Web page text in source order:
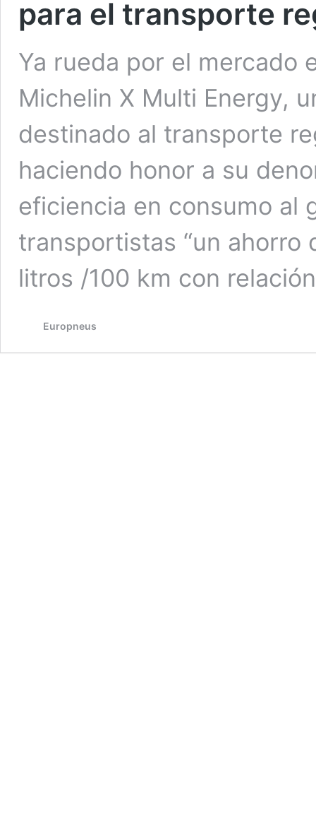
para el transporte
Ya rueda por el mercado
Michelin X Multi Energy,
destinado al transporte
haciendo honor a su
eficiencia en consumo al
transportistas “un ahorro
litros /100 km con
Europneus